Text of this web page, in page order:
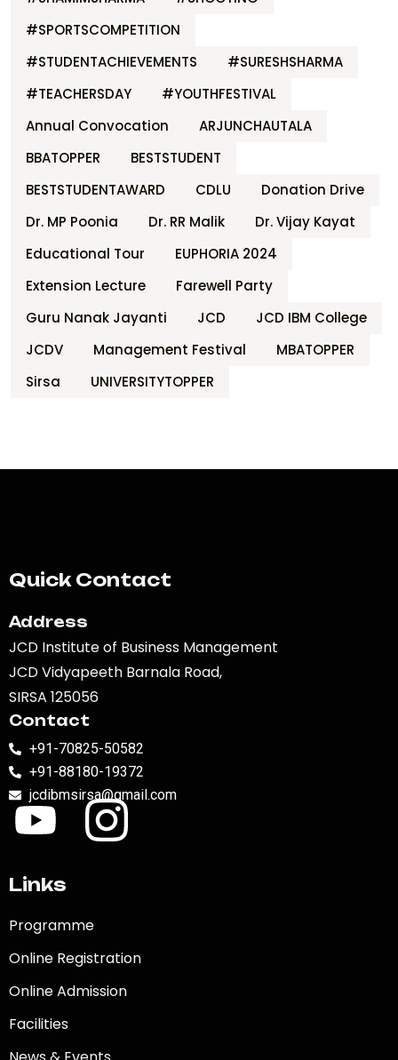
#SPORTSCOMPETITION
#STUDENTACHIEVEMENTS
#SURESHSHARMA
#TEACHERSDAY
#YOUTHFESTIVAL
Annual Convocation
ARJUNCHAUTALA
BBATOPPER
BESTSTUDENT
BESTSTUDENTAWARD
CDLU
Donation Drive
Dr. MP Poonia
Dr. RR Malik
Dr. Vijay Kayat
Educational Tour
EUPHORIA 2024
Extension Lecture
Farewell Party
Guru Nanak Jayanti
JCD
JCD IBM College
JCDV
Management Festival
MBATOPPER
Sirsa
UNIVERSITYTOPPER
Quick Contact
Address
JCD Institute of Business Management
JCD Vidyapeeth Barnala Road,
SIRSA 125056
Contact
+91-70825-50582
+91-88180-19372
jcdibmsirsa@gmail.com
Links
Programme
Online Registration
Online Admission
Facilities